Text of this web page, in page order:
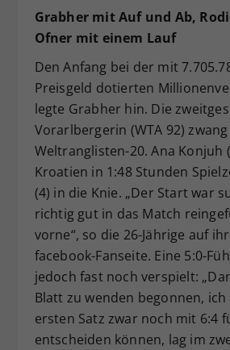
Grabher mit Auf und Ab,
Ofner mit einem Lauf
Den Anfang bei der mit
Preisgeld dotierten
legte Grabher hin. Die
Vorarlbergerin (WTA 92) zwang
Weltranglisten-20. Ana Konjuh
Kroatien in 1:48 Stunden
(4) in die Knie. „Der Start war
richtig gut in das Match
vorne“, so die 26-Jährige auf
facebook-Fanseite. Eine 5:0-
jedoch fast noch verspielt:
Blatt zu wenden begonnen, ich
ersten Satz zwar noch mit 6:4
entscheiden können, lag im